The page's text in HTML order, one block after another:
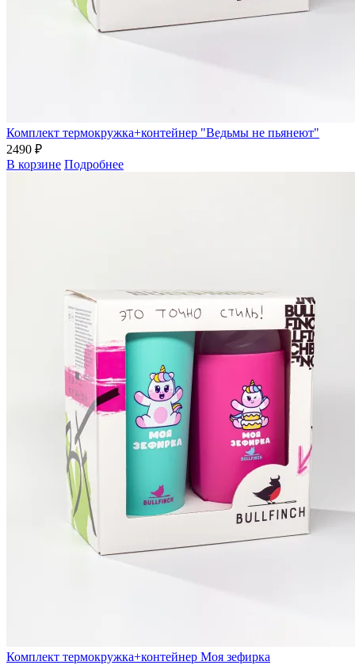
Комплект термокружка+контейнер "Ведьмы не пьянеют"
2490 ₽
В корзине Подробнее
Комплект термокружка+контейнер Моя зефирка